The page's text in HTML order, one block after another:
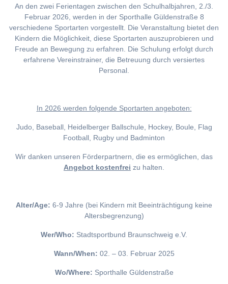
An den zwei Ferientagen zwischen den Schulhalbjahren, 2./3.
Februar 2026, werden in der Sporthalle Güldenstraße 8
verschiedene Sportarten vorgestellt. Die Veranstaltung bietet den
Kindern die Möglichkeit, diese Sportarten auszuprobieren und
Freude an Bewegung zu erfahren. Die Schulung erfolgt durch
erfahrene Vereinstrainer, die Betreuung durch versiertes
Personal.
In 2026 werden folgende Sportarten angeboten:
Judo, Baseball, Heidelberger Ballschule, Hockey, Boule, Flag
Football, Rugby und Badminton
Wir danken unseren Förderpartnern, die es ermöglichen, das
Angebot kostenfrei zu halten.
Alter/Age: 6-9 Jahre (bei Kindern mit Beeinträchtigung keine
Altersbegrenzung)
Wer/Who: Stadtsportbund Braunschweig e.V.
Wann/When: 02. – 03. Februar 2025
Wo/Where: Sporthalle Güldenstraße